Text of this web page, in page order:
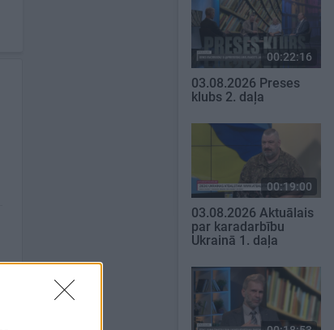
00:22:16
03.08.2026 Preses
klubs 2. daļa
00:19:00
03.08.2026 Aktuālais
par karadarbību
Ukrainā 1. daļa